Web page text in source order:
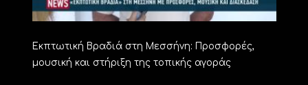
Εκπτωτική Βραδιά στη Μεσσήνη: Προσφορές,
μουσική και στήριξη της τοπικής αγοράς